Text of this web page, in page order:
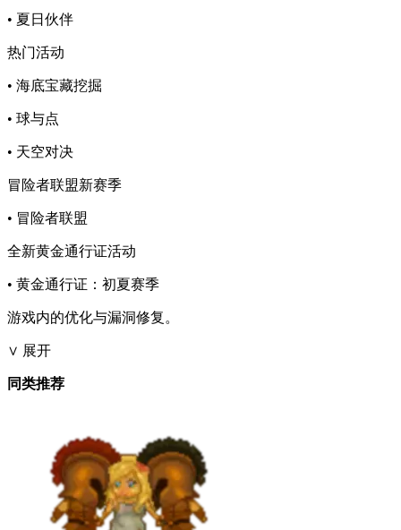
• 夏日伙伴
热门活动
• 海底宝藏挖掘
• 球与点
• 天空对决
冒险者联盟新赛季
• 冒险者联盟
全新黄金通行证活动
• 黄金通行证：初夏赛季
游戏内的优化与漏洞修复。
∨ 展开
同类推荐